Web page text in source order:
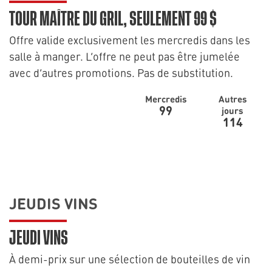
TOUR MAÎTRE DU GRIL, SEULEMENT 99 $
Offre valide exclusivement les mercredis dans les
salle à manger. L’offre ne peut pas être jumelée
avec d’autres promotions. Pas de substitution.
Mercredis
99
Autres
jours
114
JEUDIS VINS
JEUDI VINS
À demi-prix sur une sélection de bouteilles de vin